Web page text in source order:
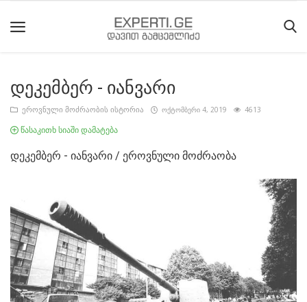
მთავარი
საიტის
ეროვნული
მოძრაობის
ისტორია
სტატიები
დეკემბერ - იანვარი
ეროვნული მოძრაობის ისტორია ოქტომბერი 4, 2019 4613
წასაკითხ სიაში დამატება
დეკემბერ - იანვარი / ეროვნული მოძრაობა